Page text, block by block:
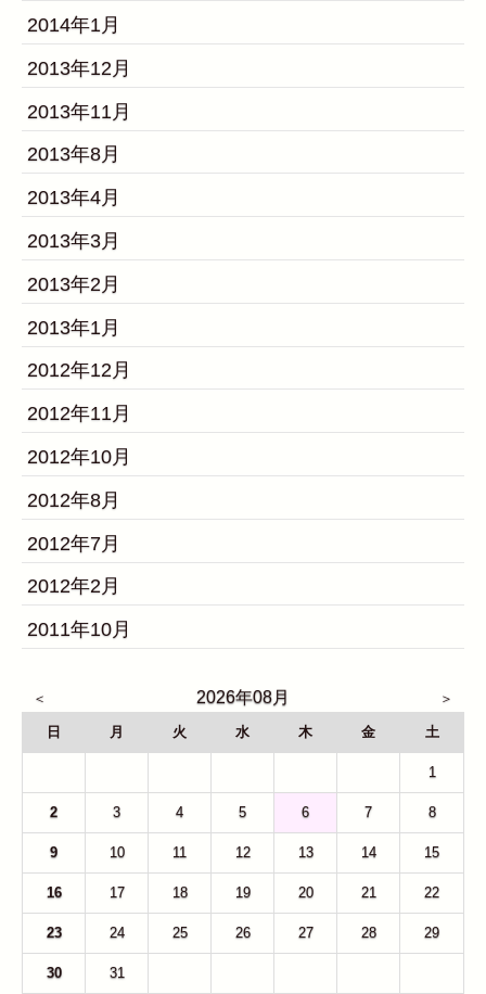
2014年1月
2013年12月
2013年11月
2013年8月
2013年4月
2013年3月
2013年2月
2013年1月
2012年12月
2012年11月
2012年10月
2012年8月
2012年7月
2012年2月
2011年10月
2026年08月
日 月 火 水 木 金 土
1
2 3 4 5 6 7 8
9 10 11 12 13 14 15
16 17 18 19 20 21 22
23 24 25 26 27 28 29
30 31